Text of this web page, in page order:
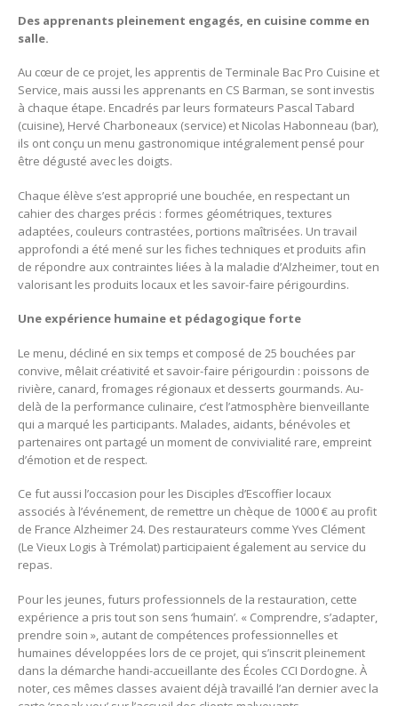
Des apprenants pleinement engagés, en cuisine comme en
salle.
Au cœur de ce projet, les apprentis de Terminale Bac Pro Cuisine et
Service, mais aussi les apprenants en CS Barman, se sont investis
à chaque étape. Encadrés par leurs formateurs Pascal Tabard
(cuisine), Hervé Charboneaux (service) et Nicolas Habonneau (bar),
ils ont conçu un menu gastronomique intégralement pensé pour
être dégusté avec les doigts.
Chaque élève s’est approprié une bouchée, en respectant un
cahier des charges précis : formes géométriques, textures
adaptées, couleurs contrastées, portions maîtrisées. Un travail
approfondi a été mené sur les fiches techniques et produits afin
de répondre aux contraintes liées à la maladie d’Alzheimer, tout en
valorisant les produits locaux et les savoir-faire périgourdins.
Une expérience humaine et pédagogique forte
Le menu, décliné en six temps et composé de 25 bouchées par
convive, mêlait créativité et savoir-faire périgourdin : poissons de
rivière, canard, fromages régionaux et desserts gourmands. Au-
delà de la performance culinaire, c’est l’atmosphère bienveillante
qui a marqué les participants. Malades, aidants, bénévoles et
partenaires ont partagé un moment de convivialité rare, empreint
d’émotion et de respect.
Ce fut aussi l’occasion pour les Disciples d’Escoffier locaux
associés à l’événement, de remettre un chèque de 1000 € au profit
de France Alzheimer 24. Des restaurateurs comme Yves Clément
(Le Vieux Logis à Trémolat) participaient également au service du
repas.
Pour les jeunes, futurs professionnels de la restauration, cette
expérience a pris tout son sens ‘humain’. « Comprendre, s’adapter,
prendre soin », autant de compétences professionnelles et
humaines développées lors de ce projet, qui s’inscrit pleinement
dans la démarche handi-accueillante des Écoles CCI Dordogne. À
noter, ces mêmes classes avaient déjà travaillé l’an dernier avec la